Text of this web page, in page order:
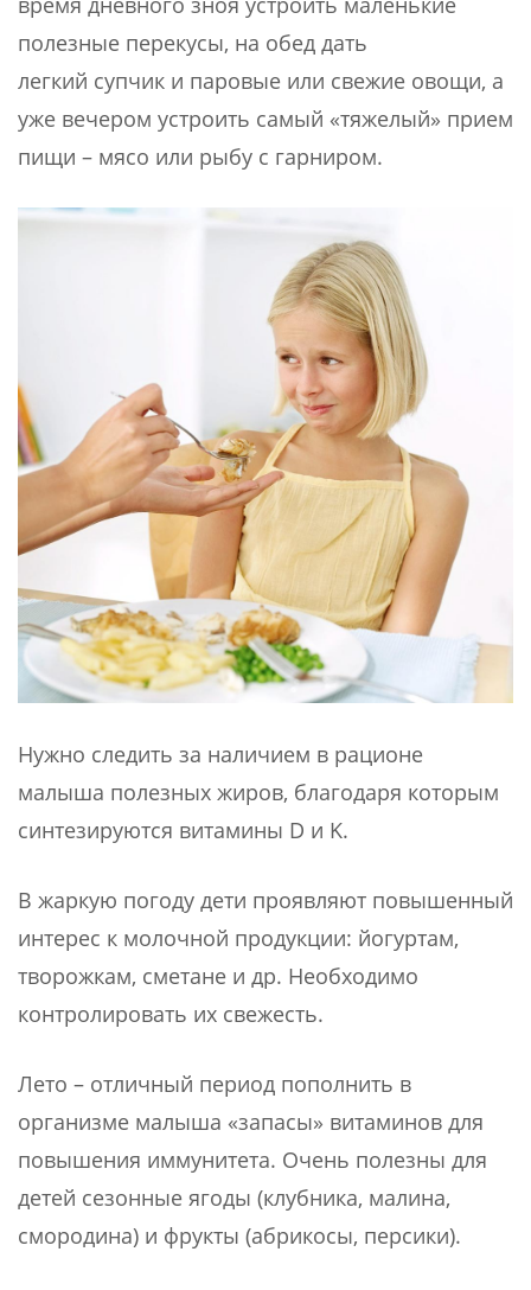
полезные перекусы, на обед дать
легкий супчик и паровые или свежие овощи, а
уже вечером устроить самый «тяжелый» прием
пищи – мясо или рыбу с гарниром.
Нужно следить за наличием в рационе
малыша полезных жиров, благодаря которым
синтезируются витамины D и K.
В жаркую погоду дети проявляют повышенный
интерес к молочной продукции: йогуртам,
творожкам, сметане и др. Необходимо
контролировать их свежесть.
Лето – отличный период пополнить в
организме малыша «запасы» витаминов для
повышения иммунитета. Очень полезны для
детей сезонные ягоды (клубника, малина,
смородина) и фрукты (абрикосы, персики).